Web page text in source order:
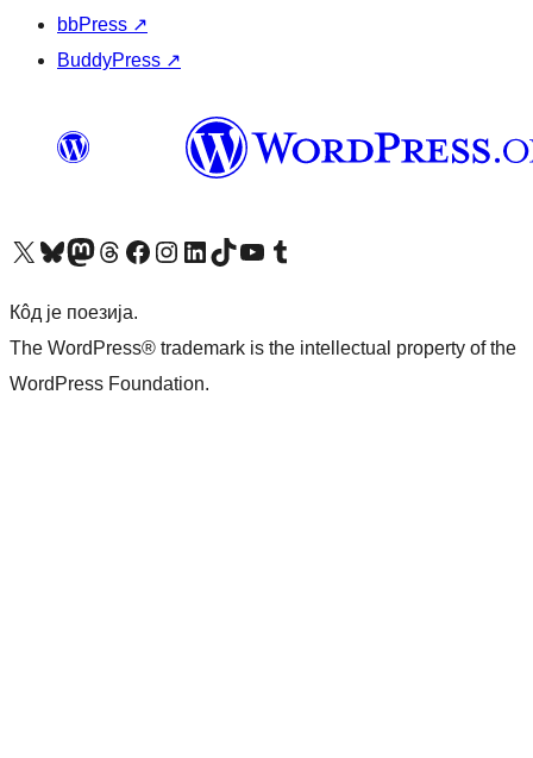
bbPress ↗
BuddyPress ↗
Visit our X (formerly Twitter) account
Посетите наш Bluesky налог
Visit our Mastodon account
Посетите наш налог на Threads-у Visit our Facebook pageПосетите наш Инстаграм налог
Visit our LinkedIn account
Посетите наш TikTok налог
Visit our YouTube channel
Посетите наш Tumblr налог
Кôд је поезија.
The WordPress® trademark is the intellectual property of the
WordPress Foundation.